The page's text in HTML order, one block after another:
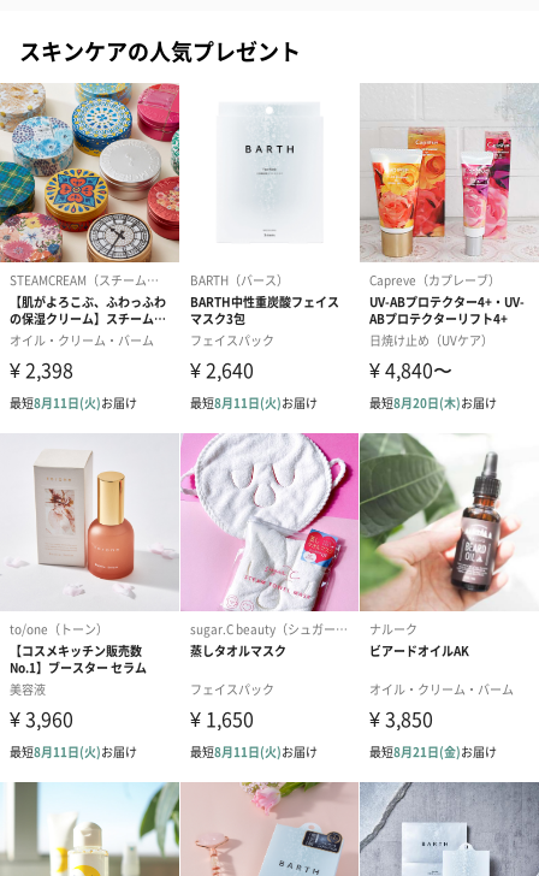
メッセージカード（通常・写真・グリーティング）
誕生日や結婚祝い・出産祝いなど、様々なシーンのメッセージカ
ードを同梱します。
メッセージカードや封筒のデザインは一部変更する場合がありま
す。
写真付きメッセージカ
ード（680円）
写真付きメッセージカ
ード（Thank you）ピ
ンク（680円）
【誕生日】
Birthday ホワ
刷なし）（
ラッピング
ギフトラッピングを施してお届けいたします。
コットン巾着 【誕生
日】（グレー）M（550
円）
コットン巾着 【誕生
日】（スモーキーピン
ク）M（550円）
コットン巾着
とう】 M（
スキンケアの人気プレゼント